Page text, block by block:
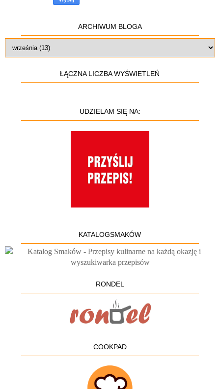
ARCHIWUM BLOGA
ŁĄCZNA LICZBA WYŚWIETLEŃ
UDZIELAM SIĘ NA:
KATALOGSMAKÓW
RONDEL
COOKPAD